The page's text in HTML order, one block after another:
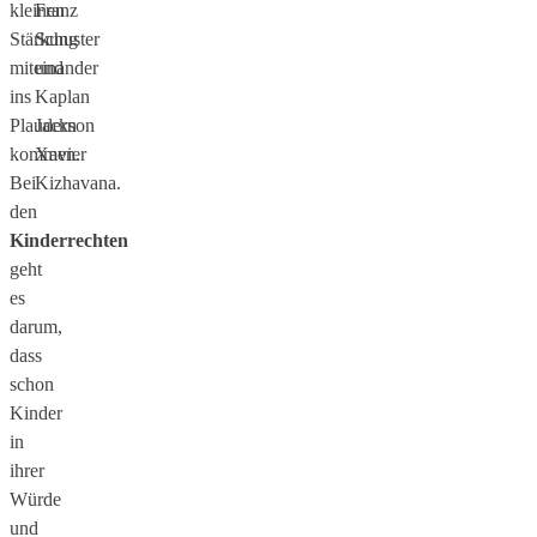
kleinen
Stärkung
miteinander
ins
Plaudern
kommen.
Bei
den
Kinderrechten
geht
es
darum,
dass
schon
Kinder
in
ihrer
Würde
und
Franz
Schuster
und
Kaplan
Jackson
Xavier
Kizhavana.